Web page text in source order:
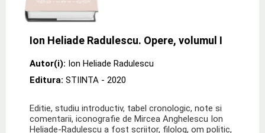
Ion Heliade Radulescu. Opere, volumul I
Autor(i): Ion Heliade Radulescu
Editura: STIINTA - 2020
Editie, studiu introductiv, tabel cronologic, note si
comentarii, iconografie de Mircea Anghelescu Ion
Heliade-Radulescu a fost scriitor, filolog, om politic,